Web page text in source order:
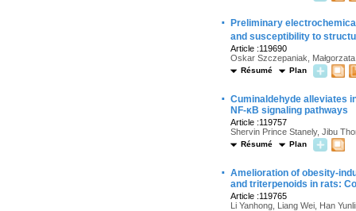
·
Preliminary
and susceptibility to
Article :119690
Oskar Szczepaniak,
Résumé Plan
· Cuminaldehyde alleviates
NF-κB signaling pathways
Article :119757
Shervin Prince Stanely, Jibu
Résumé Plan
· Amelioration of obesity-
and triterpenoids in rats:
Article :119765
Li Yanhong, Liang Wei, Han